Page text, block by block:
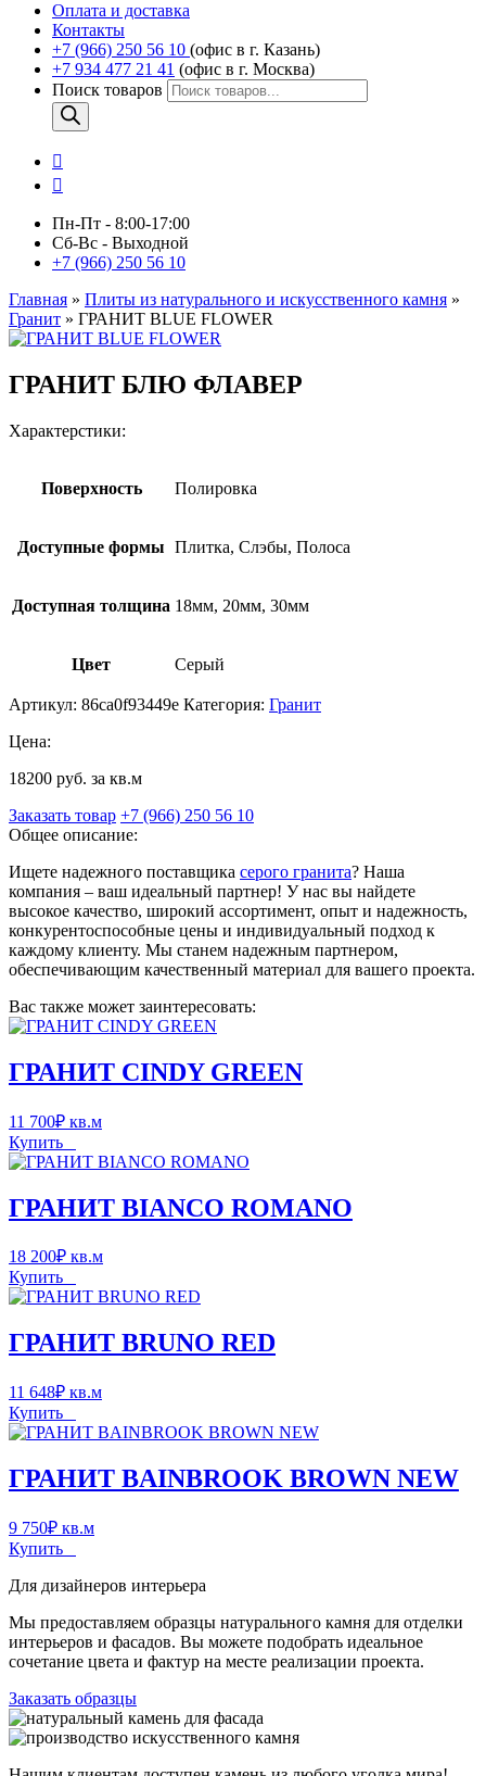
Оплата и доставка
Контакты
+7 (966) 250 56 10 (офис в г. Казань)
+7 934 477 21 41 (офис в г. Москва)
Поиск товаров
Пн-Пт - 8:00-17:00
Сб-Вс - Выходной
+7 (966) 250 56 10
Главная » Плиты из натурального и искусственного камня »
Гранит » ГРАНИТ BLUE FLOWER
ГРАНИТ БЛЮ ФЛАВЕР
Характерстики:
Поверхность Полировка
Доступные формы Плитка, Слэбы, Полоса
Доступная толщина 18мм, 20мм, 30мм
Цвет Серый
Артикул: 86ca0f93449e Категория: Гранит
Цена:
18200 руб. за кв.м
Заказать товар +7 (966) 250 56 10
Общее описание:
Ищете надежного поставщика серого гранита? Наша
компания – ваш идеальный партнер! У нас вы найдете
высокое качество, широкий ассортимент, опыт и надежность,
конкурентоспособные цены и индивидуальный подход к
каждому клиенту. Мы станем надежным партнером,
обеспечивающим качественный материал для вашего проекта.
Вас также может заинтересовать:
ГРАНИТ CINDY GREEN
11 700₽ кв.м
Купить
ГРАНИТ BIANCO ROMANO
18 200₽ кв.м
Купить
ГРАНИТ BRUNO RED
11 648₽ кв.м
Купить
ГРАНИТ BAINBROOK BROWN NEW
9 750₽ кв.м
Купить
Для дизайнеров интерьера
Мы предоставляем образцы натурального камня для отделки
интерьеров и фасадов. Вы можете подобрать идеальное
сочетание цвета и фактур на месте реализации проекта.
Заказать образцы